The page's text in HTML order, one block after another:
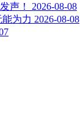
声！
2026-08-08
为力 2026-08-08